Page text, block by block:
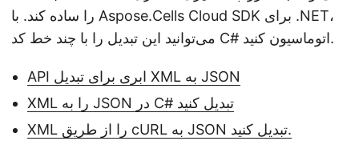
را ساده کند. با Aspose.Cells Cloud SDK برای .NET،
می‌توانید این تبدیل را با چند خط کد C# اتوماسیون کنید.
API ابری برای تبدیل XML به JSON
XML را به JSON در C# تبدیل کنید
XML را از طریق cURL به JSON تبدیل کنید.